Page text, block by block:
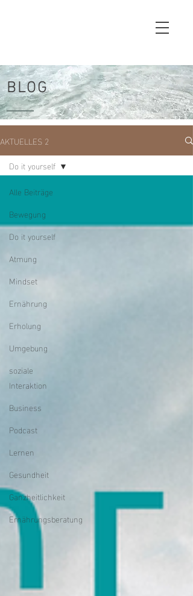
BLOG
AKTUELLES 2
Alle Beiträge
Bewegung
Do it yourself
Atmung
Mindset
Ernährung
Erholung
Umgebung
soziale
Interaktion
Business
Podcast
Lernen
Gesundheit
Ganzheitlichkeit
Ernährungsberatung
Do it yourself